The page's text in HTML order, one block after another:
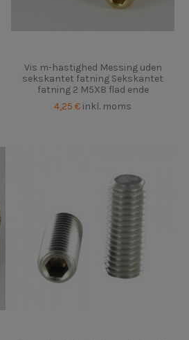
Vis m-hastighed Messing uden
sekskantet fatning Sekskantet
fatning 2 M5X8 flad ende
4,25 € inkl. moms